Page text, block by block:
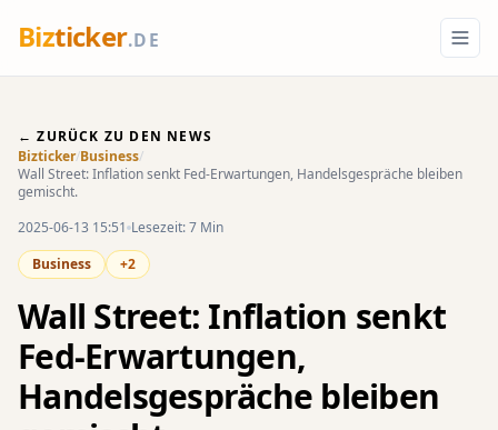
Bizticker.DE
← ZURÜCK ZU DEN NEWS
Bizticker/Business/
Wall Street: Inflation senkt Fed-Erwartungen, Handelsgespräche bleiben
gemischt.
2025-06-13 15:51 Lesezeit: 7 Min
Business
+2
Wall Street: Inflation senkt
Fed-Erwartungen,
Handelsgespräche bleiben